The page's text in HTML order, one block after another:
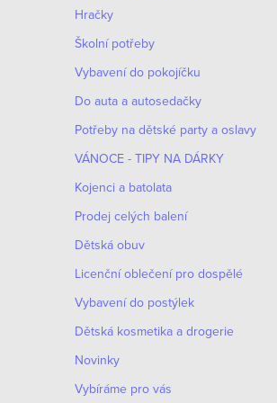
n
n
í
p
a
n
e
l
Hračky
Školní potřeby
Vybavení do pokojíčku
Do auta a autosedačky
Potřeby na dětské party a oslavy
VÁNOCE - TIPY NA DÁRKY
Kojenci a batolata
Prodej celých balení
Dětská obuv
Licenční oblečení pro dospělé
Vybavení do postýlek
Dětská kosmetika a drogerie
Novinky
Vybíráme pro vás